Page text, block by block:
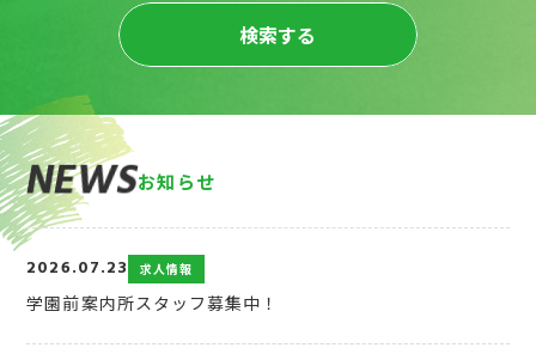
NEWSお知 らせ
2026.07.23 求人情報
学園前案内所スタッフ募集中！